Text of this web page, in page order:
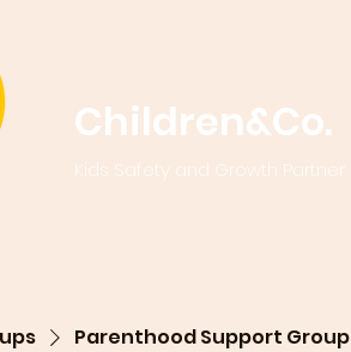
Children&Co.
Kids Safety and Growth Partner
Parenthood Support Group